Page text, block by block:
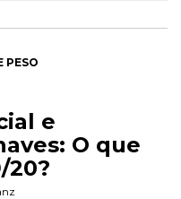
PESO
e
O que
20?